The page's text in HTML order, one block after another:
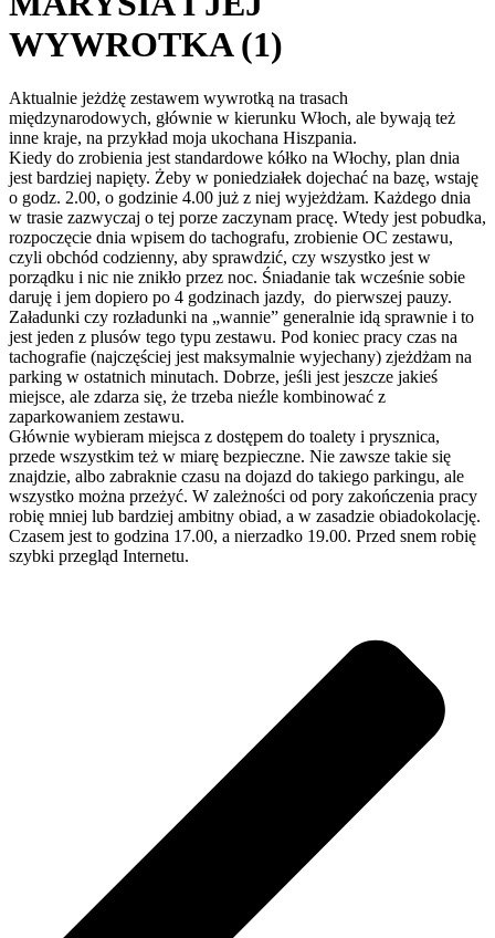
WYWROTKA (1)
Aktualnie jeżdżę zestawem wywrotką na trasach
międzynarodowych, głównie w kierunku Włoch, ale bywają też
inne kraje, na przykład moja ukochana Hiszpania.
Kiedy do zrobienia jest standardowe kółko na Włochy, plan dnia
jest bardziej napięty. Żeby w poniedziałek dojechać na bazę, wstaję
o godz. 2.00, o godzinie 4.00 już z niej wyjeżdżam. Każdego dnia
w trasie zazwyczaj o tej porze zaczynam pracę. Wtedy jest pobudka,
rozpoczęcie dnia wpisem do tachografu, zrobienie OC zestawu,
czyli obchód codzienny, aby sprawdzić, czy wszystko jest w
porządku i nic nie znikło przez noc. Śniadanie tak wcześnie sobie
daruję i jem dopiero po 4 godzinach jazdy, do pierwszej pauzy.
Załadunki czy rozładunki na „wannie” generalnie idą sprawnie i to
jest jeden z plusów tego typu zestawu. Pod koniec pracy czas na
tachografie (najczęściej jest maksymalnie wyjechany) zjeżdżam na
parking w ostatnich minutach. Dobrze, jeśli jest jeszcze jakieś
miejsce, ale zdarza się, że trzeba nieźle kombinować z
zaparkowaniem zestawu.
Głównie wybieram miejsca z dostępem do toalety i prysznica,
przede wszystkim też w miarę bezpieczne. Nie zawsze takie się
znajdzie, albo zabraknie czasu na dojazd do takiego parkingu, ale
wszystko można przeżyć. W zależności od pory zakończenia pracy
robię mniej lub bardziej ambitny obiad, a w zasadzie obiadokolację.
Czasem jest to godzina 17.00, a nierzadko 19.00. Przed snem robię
szybki przegląd Internetu.